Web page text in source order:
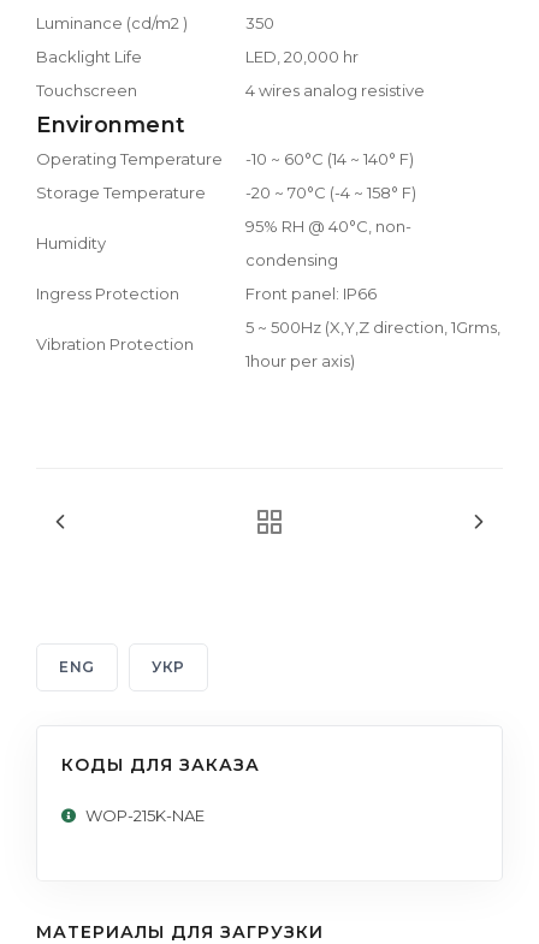
Luminance (cd/m2 )
350
Backlight Life
LED, 20,000 hr
Touchscreen
4 wires analog resistive
Environment
Operating Temperature
-10 ~ 60°C (14 ~ 140° F)
Storage Temperature
-20 ~ 70°C (-4 ~ 158° F)
Humidity
95% RH @ 40°C, non-
condensing
Ingress Protection
Front panel: IP66
Vibration Protection
5 ~ 500Hz (X,Y,Z direction, 1Grms,
1hour per axis)
ENG УКР
КОДЫ ДЛЯ ЗАКАЗА
WOP-215K-NAE
МАТЕРИАЛЫ ДЛЯ ЗАГРУЗКИ